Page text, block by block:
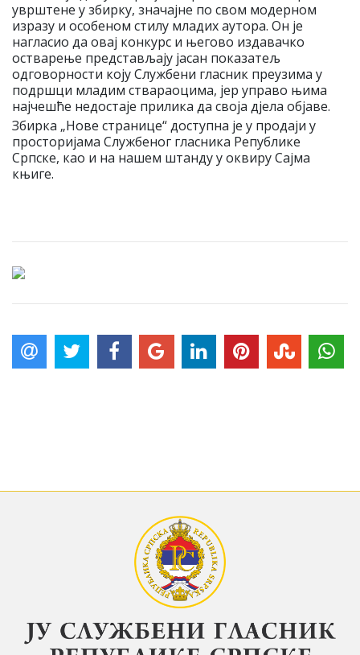
уврштене у збирку, значајне по свом модерном
изразу и особеном стилу младих аутора. Он је
нагласио да овај конкурс и његово издавачко
остварење представљају јасан показатељ
одговорности коју Службени гласник преузима у
подршци младим ствараоцима, јер управо њима
најчешће недостаје прилика да своја дјела објаве.
Збирка „Нове странице“ доступна је у продаји у
просторијама Службеног гласника Републике
Српске, као и на нашем штанду у оквиру Сајма
књиге.